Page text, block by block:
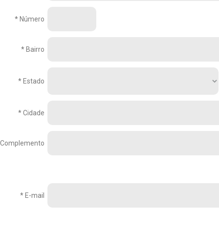
* Número
* Bairro
* Estado
* Cidade
Complemento
* E-mail